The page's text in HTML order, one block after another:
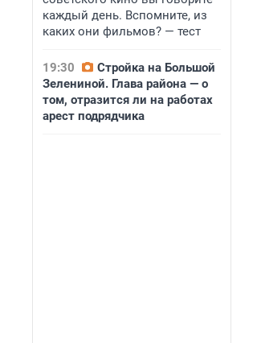
каждый день. Вспомните, из
каких они фильмов? — тест
19:30
Стройка на Большой
Зелениной. Глава района — о
том, отразится ли на работах
арест подрядчика